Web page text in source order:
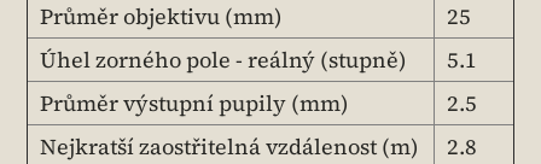
Průměr objektivu (mm)
25
Úhel zorného pole - reálný (stupně)
5.1
Průměr výstupní pupily (mm)
2.5
Nejkratší zaostřitelná vzdálenost (m)
2.8